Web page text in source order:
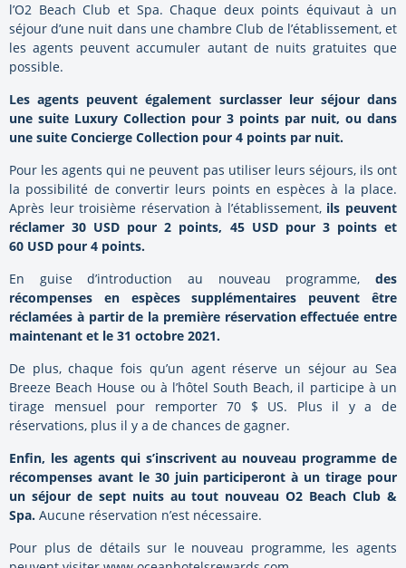
l’O2 Beach Club et Spa. Chaque deux points équivaut à un
séjour d’une nuit dans une chambre Club de l’établissement, et
les agents peuvent accumuler autant de nuits gratuites que
possible.
Les agents peuvent également surclasser leur séjour dans
une suite Luxury Collection pour 3 points par nuit, ou dans
une suite Concierge Collection pour 4 points par nuit.
Pour les agents qui ne peuvent pas utiliser leurs séjours, ils ont
la possibilité de convertir leurs points en espèces à la place.
Après leur troisième réservation à l’établissement,ils peuvent
réclamer 30 USD pour 2 points, 45 USD pour 3 points et
60 USD pour 4 points.
En guise d’introduction au nouveau programme, des
récompenses en espèces supplémentaires peuvent être
réclamées à partir de la première réservation effectuée entre
maintenant et le 31 octobre 2021.
De plus, chaque fois qu’un agent réserve un séjour au Sea
Breeze Beach House ou à l’hôtel South Beach, il participe à un
tirage mensuel pour remporter 70 $ US. Plus il y a de
réservations, plus il y a de chances de gagner.
Enfin, les agents qui s’inscrivent au nouveau programme de
récompenses avant le 30 juin participeront à un tirage pour
un séjour de sept nuits au tout nouveau O2 Beach Club &
Spa. Aucune réservation n’est nécessaire.
Pour plus de détails sur le nouveau programme, les agents